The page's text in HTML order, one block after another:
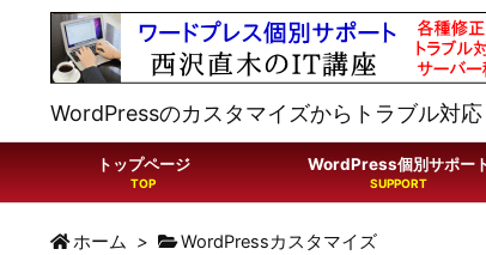
WordPressのカスタマイズからトラブル対
トップページ WordPress個別サポー
ホーム > WordPressカスタマイズ